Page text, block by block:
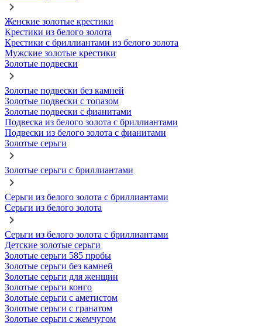
Женские золотые крестики
Крестики из белого золота
Крестики с бриллиантами из белого золота
Мужские золотые крестики
Золотые подвески
Золотые подвески без камней
Золотые подвески с топазом
Золотые подвески с фианитами
Подвеска из белого золота с бриллиантами
Подвески из белого золота с фианитами
Золотые серьги
Золотые серьги с бриллиантами
Серьги из белого золота с бриллиантами
Серьги из белого золота
Серьги из белого золота с бриллиантами
Детские золотые серьги
Золотые серьги 585 пробы
Золотые серьги без камней
Золотые серьги для женщин
Золотые серьги конго
Золотые серьги с аметистом
Золотые серьги с гранатом
Золотые серьги с жемчугом